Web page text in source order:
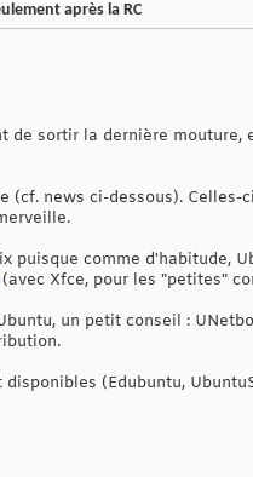
après la RC
de sortir la dernière
news ci-dessous). Celles-
comme d'habitude,
(avec Xfce, pour les "petites"
un petit conseil :
(Edubuntu,